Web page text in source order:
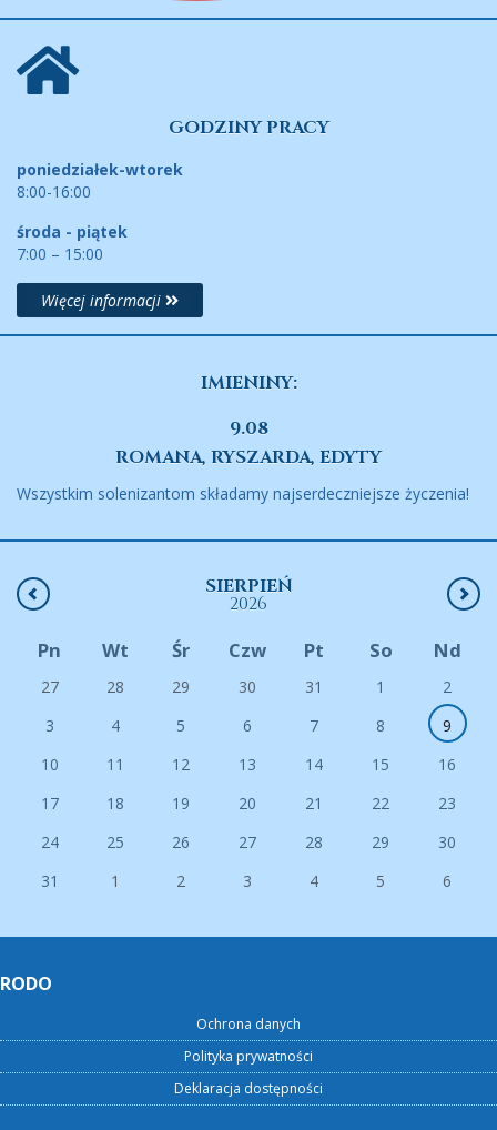
GODZINY PRACY
poniedziałek-wtorek
8:00-16:00
środa - piątek
7:00 – 15:00
Więcej informacji
IMIENINY:
9.08
ROMANA, RYSZARDA, EDYTY
Wszystkim solenizantom składamy najserdeczniejsze życzenia!
SIERPIEŃ
2026
Pn Wt Śr Czw Pt So Nd
27 28 29 30 31 1
2
3
4 5 6 7 8
9
10
11 12 13 14 15
16
17
18 19 20 21 22
23
24
25 26 27 28 29
30
31
1 2 3 4 5 6
RODO
Ochrona danych
Polityka prywatności
Deklaracja dostępności